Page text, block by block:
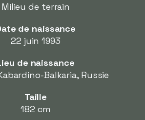
Milieu de terrain
de naissance
22 juin 1993
de naissance
Balkaria, Russie
Taille
182 cm